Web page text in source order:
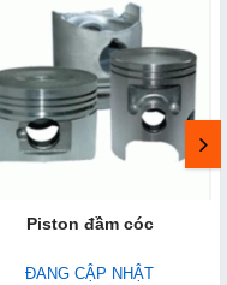
Piston đầm cóc
ĐANG CẬP NHẬT